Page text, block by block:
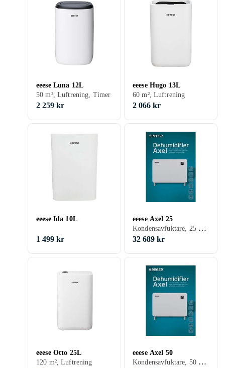
eeese Luna 12L
50 m², Luftrening, Timer
2 259 kr
eeese Hugo 13L
60 m², Luftrening
2 066 kr
eeese Ida 10L
1 499 kr
eeese Axel 25
Kondensavfuktare, 25 m², Timer
32 689 kr
eeese Otto 25L
120 m², Luftrening
eeese Axel 50
Kondensavfuktare, 50 m², Timer